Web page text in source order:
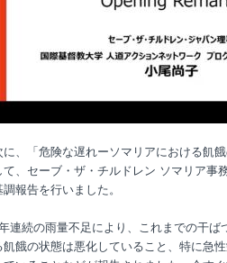
に、「危険な遅れーソマリアにおける飢
て、セーブ・ザ・チルドレン ソマリア事
調報告を行いました。
連続の雨量不足により、これまでの干
飢餓の状態は悪化していること、特に急